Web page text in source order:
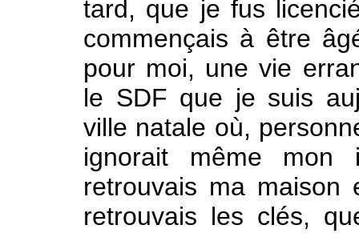
tard, que je fus
commençais à être
pour moi, une vie
le SDF que je suis
ville natale où,
ignorait même
retrouvais ma maison
retrouvais les clés,